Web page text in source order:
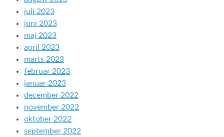
juli 2023
juni 2023
maj 2023
april 2023
marts 2023
februar 2023
januar 2023
december 2022
november 2022
oktober 2022
september 2022